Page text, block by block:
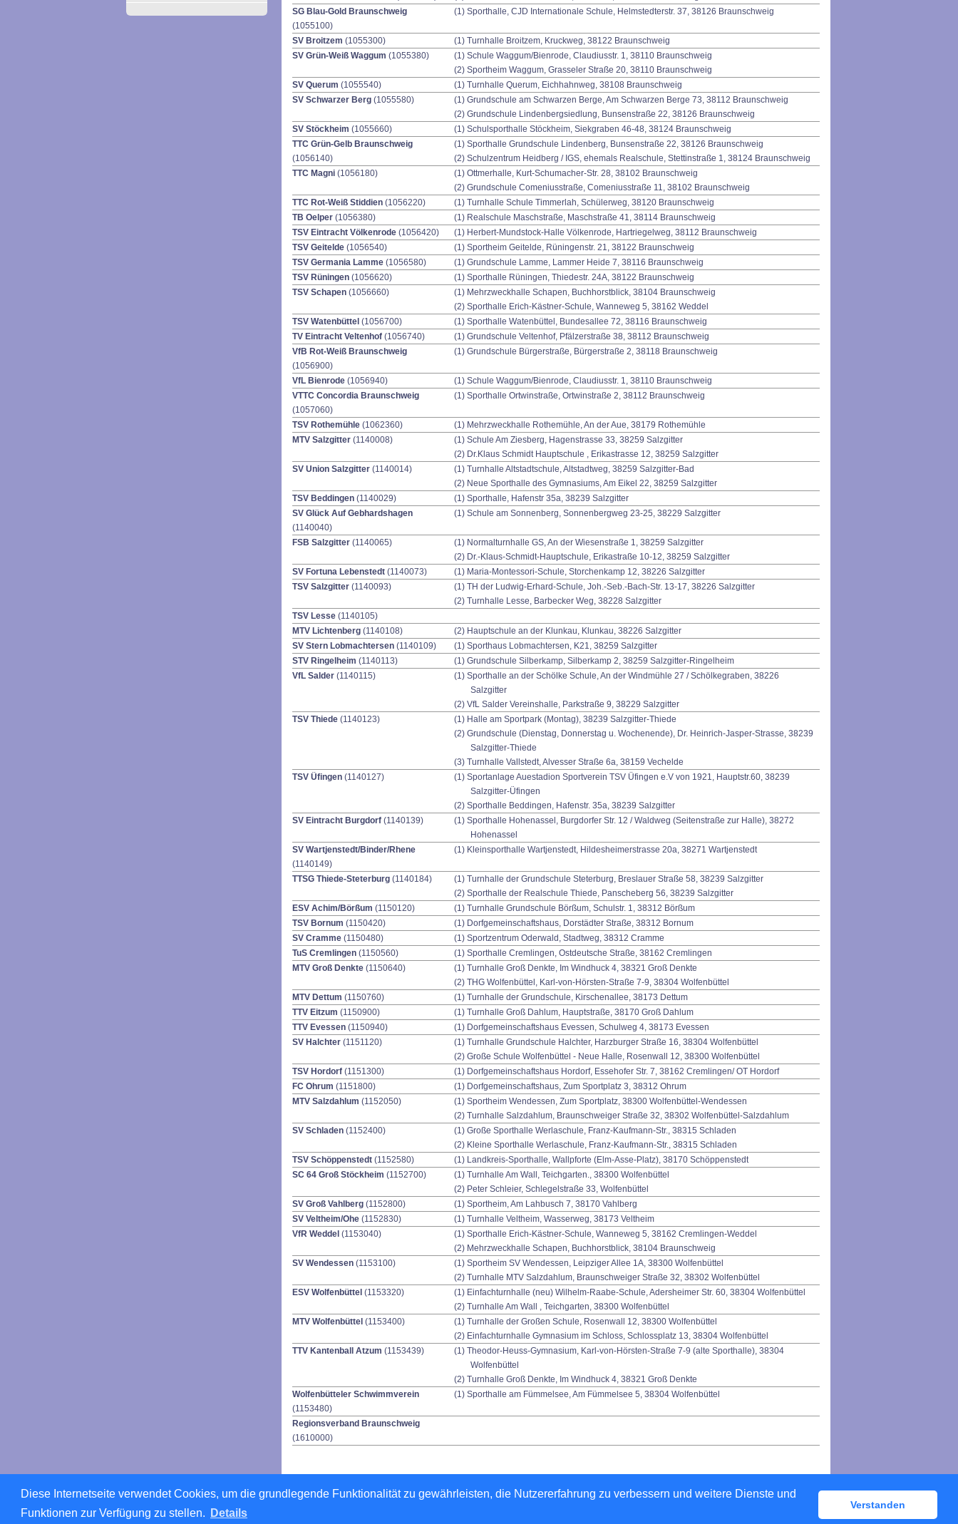
Diese Internetseite verwendet Cookies, um die grundlegende Funktionalität zu gewährleisten, die Nutzererfahrung zu verbessern und weitere Dienste und
Funktionen zur Verfügung zu stellen.
Details
Verstanden
SG Blau-Gold Braunschweig
(1055100)
(1) Sporthalle, CJD Internationale Schule, Helmstedterstr. 37, 38126 Braunschweig
SV Broitzem (1055300)
(1) Turnhalle Broitzem, Kruckweg, 38122 Braunschweig
SV Grün-Weiß Waggum (1055380)
(1) Schule Waggum/Bienrode, Claudiusstr. 1, 38110 Braunschweig
(2) Sportheim Waggum, Grasseler Straße 20, 38110 Braunschweig
SV Querum (1055540)
(1) Turnhalle Querum, Eichhahnweg, 38108 Braunschweig
SV Schwarzer Berg (1055580)
(1) Grundschule am Schwarzen Berge, Am Schwarzen Berge 73, 38112 Braunschweig
(2) Grundschule Lindenbergsiedlung, Bunsenstraße 22, 38126 Braunschweig
SV Stöckheim (1055660)
(1) Schulsporthalle Stöckheim, Siekgraben 46-48, 38124 Braunschweig
TTC Grün-Gelb Braunschweig
(1056140)
(1) Sporthalle Grundschule Lindenberg, Bunsenstraße 22, 38126 Braunschweig
(2) Schulzentrum Heidberg / IGS, ehemals Realschule, Stettinstraße 1, 38124 Braunschweig
TTC Magni (1056180)
(1) Ottmerhalle, Kurt-Schumacher-Str. 28, 38102 Braunschweig
(2) Grundschule Comeniusstraße, Comeniusstraße 11, 38102 Braunschweig
TTC Rot-Weiß Stiddien (1056220)
(1) Turnhalle Schule Timmerlah, Schülerweg, 38120 Braunschweig
TB Oelper (1056380)
(1) Realschule Maschstraße, Maschstraße 41, 38114 Braunschweig
TSV Eintracht Völkenrode (1056420)
(1) Herbert-Mundstock-Halle Völkenrode, Hartriegelweg, 38112 Braunschweig
TSV Geitelde (1056540)
(1) Sportheim Geitelde, Rüningenstr. 21, 38122 Braunschweig
TSV Germania Lamme (1056580)
(1) Grundschule Lamme, Lammer Heide 7, 38116 Braunschweig
TSV Rüningen (1056620)
(1) Sporthalle Rüningen, Thiedestr. 24A, 38122 Braunschweig
TSV Schapen (1056660)
(1) Mehrzweckhalle Schapen, Buchhorstblick, 38104 Braunschweig
(2) Sporthalle Erich-Kästner-Schule, Wanneweg 5, 38162 Weddel
TSV Watenbüttel (1056700)
(1) Sporthalle Watenbüttel, Bundesallee 72, 38116 Braunschweig
TV Eintracht Veltenhof (1056740)
(1) Grundschule Veltenhof, Pfälzerstraße 38, 38112 Braunschweig
VfB Rot-Weiß Braunschweig
(1056900)
(1) Grundschule Bürgerstraße, Bürgerstraße 2, 38118 Braunschweig
VfL Bienrode (1056940)
(1) Schule Waggum/Bienrode, Claudiusstr. 1, 38110 Braunschweig
VTTC Concordia Braunschweig
(1057060)
(1) Sporthalle Ortwinstraße, Ortwinstraße 2, 38112 Braunschweig
TSV Rothemühle (1062360)
(1) Mehrzweckhalle Rothemühle, An der Aue, 38179 Rothemühle
MTV Salzgitter (1140008)
(1) Schule Am Ziesberg, Hagenstrasse 33, 38259 Salzgitter
(2) Dr.Klaus Schmidt Hauptschule , Erikastrasse 12, 38259 Salzgitter
SV Union Salzgitter (1140014)
(1) Turnhalle Altstadtschule, Altstadtweg, 38259 Salzgitter-Bad
(2) Neue Sporthalle des Gymnasiums, Am Eikel 22, 38259 Salzgitter
TSV Beddingen (1140029)
(1) Sporthalle, Hafenstr 35a, 38239 Salzgitter
SV Glück Auf Gebhardshagen
(1140040)
(1) Schule am Sonnenberg, Sonnenbergweg 23-25, 38229 Salzgitter
FSB Salzgitter (1140065)
(1) Normalturnhalle GS, An der Wiesenstraße 1, 38259 Salzgitter
(2) Dr.-Klaus-Schmidt-Hauptschule, Erikastraße 10-12, 38259 Salzgitter
SV Fortuna Lebenstedt (1140073)
(1) Maria-Montessori-Schule, Storchenkamp 12, 38226 Salzgitter
TSV Salzgitter (1140093)
(1) TH der Ludwig-Erhard-Schule, Joh.-Seb.-Bach-Str. 13-17, 38226 Salzgitter
(2) Turnhalle Lesse, Barbecker Weg, 38228 Salzgitter
TSV Lesse (1140105)
MTV Lichtenberg (1140108)
(2) Hauptschule an der Klunkau, Klunkau, 38226 Salzgitter
SV Stern Lobmachtersen (1140109)
(1) Sporthaus Lobmachtersen, K21, 38259 Salzgitter
STV Ringelheim (1140113)
(1) Grundschule Silberkamp, Silberkamp 2, 38259 Salzgitter-Ringelheim
VfL Salder (1140115)
(1) Sporthalle an der Schölke Schule, An der Windmühle 27 / Schölkegraben, 38226
Salzgitter
(2) VfL Salder Vereinshalle, Parkstraße 9, 38229 Salzgitter
TSV Thiede (1140123)
(1) Halle am Sportpark (Montag), 38239 Salzgitter-Thiede
(2) Grundschule (Dienstag, Donnerstag u. Wochenende), Dr. Heinrich-Jasper-Strasse, 38239
Salzgitter-Thiede
(3) Turnhalle Vallstedt, Alvesser Straße 6a, 38159 Vechelde
TSV Üfingen (1140127)
(1) Sportanlage Auestadion Sportverein TSV Üfingen e.V von 1921, Hauptstr.60, 38239
Salzgitter-Üfingen
(2) Sporthalle Beddingen, Hafenstr. 35a, 38239 Salzgitter
SV Eintracht Burgdorf (1140139)
(1) Sporthalle Hohenassel, Burgdorfer Str. 12 / Waldweg (Seitenstraße zur Halle), 38272
Hohenassel
SV Wartjenstedt/Binder/Rhene
(1140149)
(1) Kleinsporthalle Wartjenstedt, Hildesheimerstrasse 20a, 38271 Wartjenstedt
TTSG Thiede-Steterburg (1140184)
(1) Turnhalle der Grundschule Steterburg, Breslauer Straße 58, 38239 Salzgitter
(2) Sporthalle der Realschule Thiede, Panscheberg 56, 38239 Salzgitter
ESV Achim/Börßum (1150120)
(1) Turnhalle Grundschule Börßum, Schulstr. 1, 38312 Börßum
TSV Bornum (1150420)
(1) Dorfgemeinschaftshaus, Dorstädter Straße, 38312 Bornum
SV Cramme (1150480)
(1) Sportzentrum Oderwald, Stadtweg, 38312 Cramme
TuS Cremlingen (1150560)
(1) Sporthalle Cremlingen, Ostdeutsche Straße, 38162 Cremlingen
MTV Groß Denkte (1150640)
(1) Turnhalle Groß Denkte, Im Windhuck 4, 38321 Groß Denkte
(2) THG Wolfenbüttel, Karl-von-Hörsten-Straße 7-9, 38304 Wolfenbüttel
MTV Dettum (1150760)
(1) Turnhalle der Grundschule, Kirschenallee, 38173 Dettum
TTV Eitzum (1150900)
(1) Turnhalle Groß Dahlum, Hauptstraße, 38170 Groß Dahlum
TTV Evessen (1150940)
(1) Dorfgemeinschaftshaus Evessen, Schulweg 4, 38173 Evessen
SV Halchter (1151120)
(1) Turnhalle Grundschule Halchter, Harzburger Straße 16, 38304 Wolfenbüttel
(2) Große Schule Wolfenbüttel - Neue Halle, Rosenwall 12, 38300 Wolfenbüttel
TSV Hordorf (1151300)
(1) Dorfgemeinschaftshaus Hordorf, Essehofer Str. 7, 38162 Cremlingen/ OT Hordorf
FC Ohrum (1151800)
(1) Dorfgemeinschaftshaus, Zum Sportplatz 3, 38312 Ohrum
MTV Salzdahlum (1152050)
(1) Sportheim Wendessen, Zum Sportplatz, 38300 Wolfenbüttel-Wendessen
(2) Turnhalle Salzdahlum, Braunschweiger Straße 32, 38302 Wolfenbüttel-Salzdahlum
SV Schladen (1152400)
(1) Große Sporthalle Werlaschule, Franz-Kaufmann-Str., 38315 Schladen
(2) Kleine Sporthalle Werlaschule, Franz-Kaufmann-Str., 38315 Schladen
TSV Schöppenstedt (1152580)
(1) Landkreis-Sporthalle, Wallpforte (Elm-Asse-Platz), 38170 Schöppenstedt
SC 64 Groß Stöckheim (1152700)
(1) Turnhalle Am Wall, Teichgarten., 38300 Wolfenbüttel
(2) Peter Schleier, Schlegelstraße 33, Wolfenbüttel
SV Groß Vahlberg (1152800)
(1) Sportheim, Am Lahbusch 7, 38170 Vahlberg
SV Veltheim/Ohe (1152830)
(1) Turnhalle Veltheim, Wasserweg, 38173 Veltheim
VfR Weddel (1153040)
(1) Sporthalle Erich-Kästner-Schule, Wanneweg 5, 38162 Cremlingen-Weddel
(2) Mehrzweckhalle Schapen, Buchhorstblick, 38104 Braunschweig
SV Wendessen (1153100)
(1) Sportheim SV Wendessen, Leipziger Allee 1A, 38300 Wolfenbüttel
(2) Turnhalle MTV Salzdahlum, Braunschweiger Straße 32, 38302 Wolfenbüttel
ESV Wolfenbüttel (1153320)
(1) Einfachturnhalle (neu) Wilhelm-Raabe-Schule, Adersheimer Str. 60, 38304 Wolfenbüttel
(2) Turnhalle Am Wall , Teichgarten, 38300 Wolfenbüttel
MTV Wolfenbüttel (1153400)
(1) Turnhalle der Großen Schule, Rosenwall 12, 38300 Wolfenbüttel
(2) Einfachturnhalle Gymnasium im Schloss, Schlossplatz 13, 38304 Wolfenbüttel
TTV Kantenball Atzum (1153439)
(1) Theodor-Heuss-Gymnasium, Karl-von-Hörsten-Straße 7-9 (alte Sporthalle), 38304
Wolfenbüttel
(2) Turnhalle Groß Denkte, Im Windhuck 4, 38321 Groß Denkte
Wolfenbütteler Schwimmverein
(1153480)
(1) Sporthalle am Fümmelsee, Am Fümmelsee 5, 38304 Wolfenbüttel
Regionsverband Braunschweig
(1610000)